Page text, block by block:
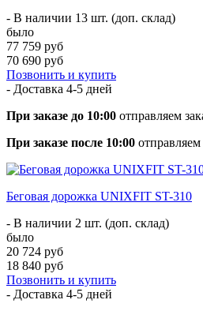
- В наличии 13 шт. (доп. склад)
было
77 759 руб
70 690 руб
Позвонить и купить
- Доставка 4-5 дней
При заказе до 10:00 отправляем
При заказе после 10:00
Беговая дорожка UNIXFIT ST-310
- В наличии 2 шт. (доп. склад)
было
20 724 руб
18 840 руб
Позвонить и купить
- Доставка 4-5 дней